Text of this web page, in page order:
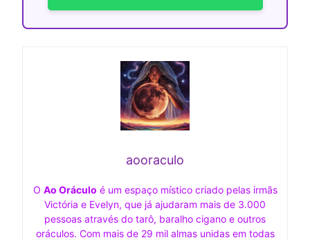
aooraculo
O Ao Oráculo é um espaço místico criado pelas irmãs
Victória e Evelyn, que já ajudaram mais de 3.000
pessoas através do tarô, baralho cigano e outros
oráculos. Com mais de 29 mil almas unidas em todas